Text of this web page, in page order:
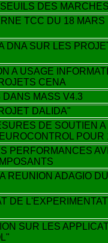
DES
TCC DU 18 MARS
DNA SUR LES
A USAGE
CENA
DANS MASS V4.3
DALIDA"
DE SOUTIEN A
POUR
PERFORMANCES
REUNION ADAGIO
DE
SUR LES